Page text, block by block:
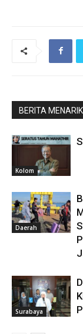
BERITA
Kolom
Daerah
Surabaya